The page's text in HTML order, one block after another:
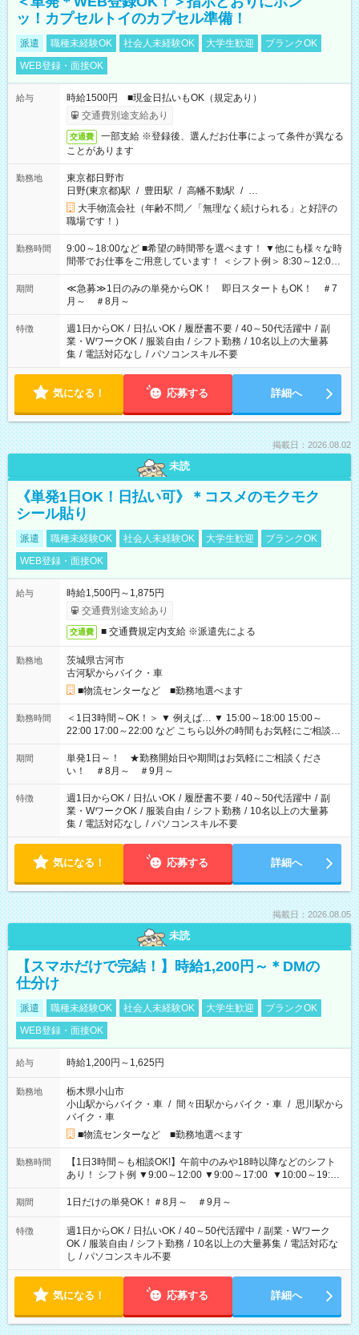
ッ！カプセルトイのカプセル準備！
派遣 職種未経験OK 社会人未経験OK 大学生歓迎
ブランクOK
WEB登録・面接OK
給与
時給1500円 ■現金日払いもOK（規定あり）
交通費別途支給あり
交通費
一部支給 ※登録後、選んだお仕事によって条件が異なる
ことがあります
勤務地
東京都日野市
日野(東京都)駅 / 豊田駅 / 高幡不動駅 / …
大手物流会社（年齢不問／「無理なく続けられる」と好評の
職場です！）
勤務時間
9:00～18:00など ■希望の時間帯を選べます！ ▼他にも様々な時
間帯でお仕事をご用意しています！ ＜シフト例＞ 8:30～12:00
17:00～22:00 13:00～22:00 22:00～翌6:00 など
期間
≪急募≫1日のみの単発からOK！ 即日スタートもOK！ ＃7
月～ ＃8月～
特徴 週1日からOK / 日払いOK / 履歴書不要 / 40～50代活躍中 / 副
業・WワークOK / 服装自由 / シフト勤務 / 10名以上の大量募
集 / 電話対応なし / パソコンスキル不要
気になる！ 応募する 詳細へ
掲載日：2026.08.02
未読
《単発1日OK！日払い可》＊コスメのモクモク
シール貼り
派遣 職種未経験OK 社会人未経験OK 大学生歓迎
ブランクOK
WEB登録・面接OK
給与
時給1,500円～1,875円
交通費別途支給あり
交通費 ■ 交通費規定内支給 ※派遣先による
勤務地
茨城県古河市
古河駅からバイク・車
■物流センターなど ■勤務地選べます
勤務時間
＜1日3時間～OK！＞ ▼ 例えば… ▼ 15:00～18:00 15:00～
22:00 17:00～22:00 など こちら以外の時間もお気軽にご相談く
ださい！
期間
単発1日～！ ★勤務開始日や期間はお気軽にご相談くださ
い！ ＃8月～ ＃9月～
特徴 週1日からOK / 日払いOK / 履歴書不要 / 40～50代活躍中 / 副
業・WワークOK / 服装自由 / シフト勤務 / 10名以上の大量募
集 / 電話対応なし / パソコンスキル不要
気になる！ 応募する 詳細へ
掲載日：2026.08.05
未読
【スマホだけで完結！】時給1,200円～＊DMの
仕分け
派遣 職種未経験OK 社会人未経験OK 大学生歓迎
ブランクOK
WEB登録・面接OK
給与 時給1,200円～1,625円
勤務地
栃木県小山市
小山駅からバイク・車 / 間々田駅からバイク・車 / 思川駅から
バイク・車
■物流センターなど ■勤務地選べます
勤務時間
【1日3時間～も相談OK!】午前中のみや18時以降などのシフト
あり！ シフト例 ▼9:00～12:00 ▼9:00～17:00 ▼10:00～19:00
▼18:00～21:00
期間 1日だけの単発OK！＃8月～ ＃9月～
特徴 週1日からOK / 日払いOK / 40～50代活躍中 / 副業・Wワーク
OK / 服装自由 / シフト勤務 / 10名以上の大量募集 / 電話対応な
し / パソコンスキル不要
気になる！ 応募する 詳細へ